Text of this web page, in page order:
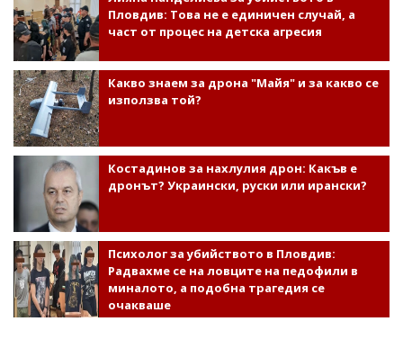
Пловдив: Това не е единичен случай, а
част от процес на детска агресия
Какво знаем за дрона "Майя" и за какво се
използва той?
Костадинов за нахлулия дрон: Какъв е
дронът? Украински, руски или ирански?
Психолог за убийството в Пловдив:
Радвахме се на ловците на педофили в
миналото, а подобна трагедия се
очакваше